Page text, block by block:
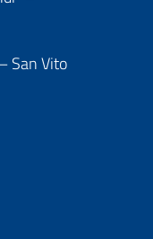
San Vito